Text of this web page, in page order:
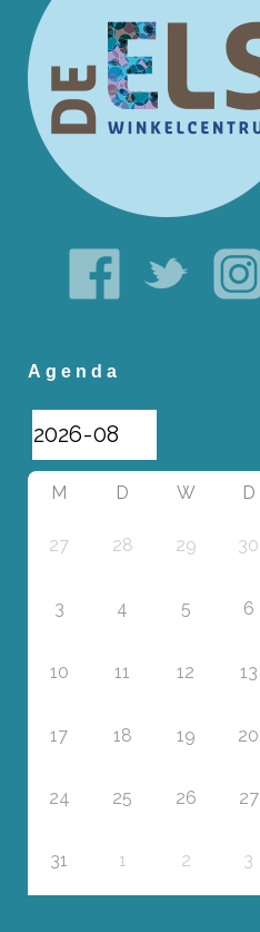
Agenda
M D W D
27 28 29 30
3 4 5 6
10 11 12 13
17 18 19 20
24 25 26 27
31 1 2 3